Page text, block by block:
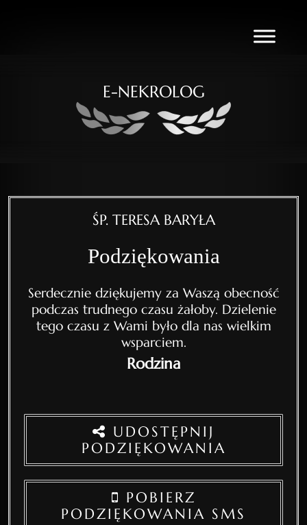
E-NEKROLOG
ŚP. TERESA BARYŁA
Podziękowania
Serdecznie dziękujemy za Waszą obecność
podczas trudnego czasu żałoby. Dzielenie
tego czasu z Wami było dla nas wielkim
wsparciem.
Rodzina
UDOSTĘPNIJ
PODZIĘKOWANIA
POBIERZ
PODZIĘKOWANIA SMS